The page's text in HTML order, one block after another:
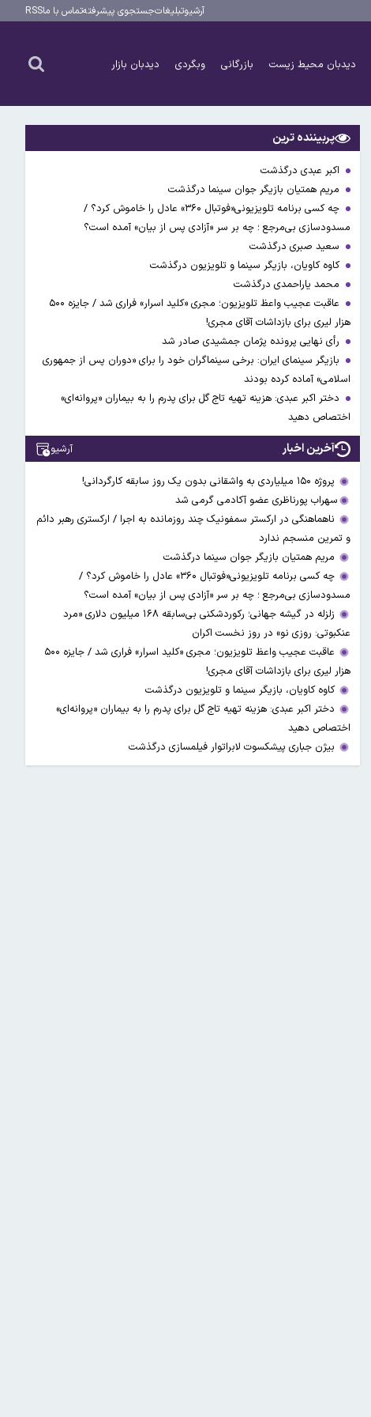
آرشیوتبلیغاتجستجوی پیشرفتهتماس با ماRSS
دیدبان محیط زیست بازرگانی وبگردی دیدبان بازار
پربیننده ترین
اکبر عبدی درگذشت
مریم همتیان بازیگر جوان سینما درگذشت
چه کسی برنامه تلویزیونی«فوتبال ۳۶۰» عادل را خاموش کرد؟ /
مسدودسازی بی‌مرجع ؛ چه بر سر «آزادی پس از بیان» آمده است؟
سعید صبری درگذشت
کاوه کاویان، بازیگر سینما و تلویزیون درگذشت
محمد یاراحمدی درگذشت
عاقبت عجیب واعظ تلویزیون؛ مجری «کلید اسرار» فراری شد / جایزه ۵۰۰
هزار لیری برای بازداشات آقای مجری!
رأی نهایی پرونده پژمان جمشیدی صادر شد
بازیگر سینمای ایران: برخی سینماگران خود را برای «دوران پس از جمهوری
اسلامی» آماده کرده بودند
دختر اکبر عبدی: هزینه تهیه تاج گل برای پدرم را به بیماران «پروانه‌ای»
اختصاص دهید
آخرین اخبار آرشیو
پروژه ۱۵۰ میلیاردی به واشقانی بدون یک روز سابقه کارگردانی!
​​​​​​​سهراب پورناظری عضو آکادمی گرمی شد
ناهماهنگی در ارکستر سمفونیک چند روزمانده به اجرا / ارکستری رهبر دائم
و تمرین منسجم ندارد
مریم همتیان بازیگر جوان سینما درگذشت
چه کسی برنامه تلویزیونی«فوتبال ۳۶۰» عادل را خاموش کرد؟ /
مسدودسازی بی‌مرجع ؛ چه بر سر «آزادی پس از بیان» آمده است؟
زلزله در گیشه جهانی؛ رکوردشکنی بی‌سابقه ۱۶۸ میلیون دلاری «مرد
عنکبوتی: روزی نو» در روز نخست اکران
عاقبت عجیب واعظ تلویزیون؛ مجری «کلید اسرار» فراری شد / جایزه ۵۰۰
هزار لیری برای بازداشات آقای مجری!
کاوه کاویان، بازیگر سینما و تلویزیون درگذشت
دختر اکبر عبدی: هزینه تهیه تاج گل برای پدرم را به بیماران «پروانه‌ای»
اختصاص دهید
بیژن جباری پیشکسوت لابراتوار فیلمسازی درگذشت